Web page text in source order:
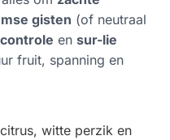
gisten (of neutraal
en sur-lie
fruit, spanning en
citrus, witte perzik en